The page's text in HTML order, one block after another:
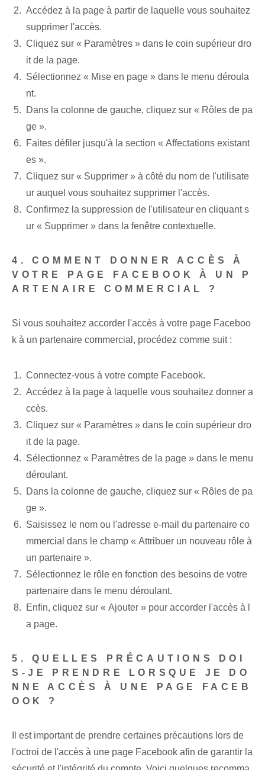
Accédez à la page⁢ à partir de laquelle vous souhaitez⁢
supprimer l'accès.
Cliquez sur « Paramètres » dans le coin supérieur dro
it de la page.
Sélectionnez « Mise en page » dans le menu déroula
nt⁤.
Dans la colonne de gauche, cliquez sur « Rôles de pa
ge ».
Faites défiler jusqu'à la section « Affectations existant
es ».
Cliquez sur « Supprimer » à côté du nom de l'utilisate
ur auquel vous souhaitez supprimer l'accès.
Confirmez la suppression de l'utilisateur en cliquant s
ur « Supprimer » dans la fenêtre contextuelle.
4. COMMENT DONNER ACCÈS À
VOTRE PAGE FACEBOOK À UN P
ARTENAIRE COMMERCIAL ?
Si vous souhaitez accorder l'accès à votre page Faceboo
k à un partenaire commercial, procédez comme suit :
Connectez-vous à votre compte Facebook.
Accédez à la page à laquelle vous souhaitez donner a
ccès.
Cliquez sur « Paramètres » dans le coin supérieur dro
it⁤ de la page.
Sélectionnez « Paramètres de la page » dans le menu
déroulant.
Dans la colonne de gauche, cliquez sur « Rôles de pa
ge ».
Saisissez le nom ou l'adresse e-mail du partenaire co
mmercial dans le champ « Attribuer un nouveau rôle à
un partenaire ».
Sélectionnez le rôle en fonction des besoins de votre
partenaire dans le menu déroulant.
Enfin, cliquez sur⁢ « Ajouter » ⁢pour accorder l'accès à l
a page.
5. QUELLES PRÉCAUTIONS DOI
S-JE PRENDRE LORSQUE JE DO
NNE ACCÈS À UNE PAGE FACEB
OOK ?
Il est important de prendre certaines précautions lors de
l'octroi de l'accès à une page Facebook afin de garantir la